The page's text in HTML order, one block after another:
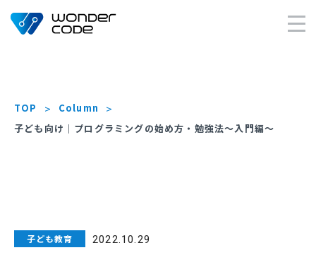
×
TOP
Column
子ども向け｜プログラミングの始め方・勉強法〜入門編〜
子ども教育 2022.10.29